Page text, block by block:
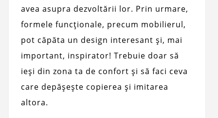
avea asupra dezvoltării lor. Prin urmare,
formele funcționale, precum mobilierul,
pot căpăta un design interesant și, mai
important, inspirator! Trebuie doar să
ieși din zona ta de confort și să faci ceva
care depășește copierea și imitarea
altora.